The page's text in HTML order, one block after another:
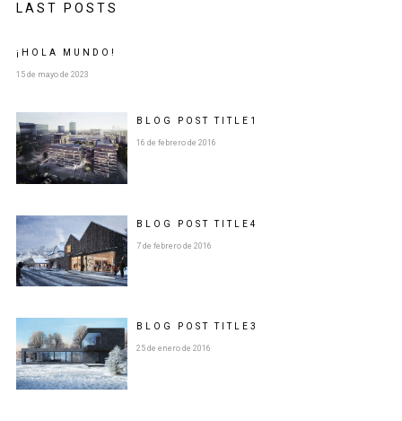
LAST POSTS
¡HOLA MUNDO!
15 de mayo de 2023
BLOG POSTTITLE 1
16 de febrero de 2016
BLOG POSTTITLE 4
7 de febrero de 2016
BLOG POST TITLE 3
25 de enero de 2016